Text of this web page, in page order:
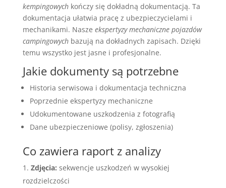
kempingowychkończy się dokładną dokumentacją. Ta
dokumentacja ułatwia pracę z ubezpieczycielami i
mechanikami. Nasze ekspertyzy mechaniczne pojazdów
campingowychbazują na dokładnych zapisach. Dzięki
temu wszystko jest jasne i profesjonalne.
Jakie dokumenty są potrzebne
Historia serwisowa i dokumentacja techniczna
Poprzednie ekspertyzy mechaniczne
Udokumentowane uszkodzenia z fotografią
Dane ubezpieczeniowe (polisy, zgłoszenia)
Co zawiera raport z analizy
Zdjęcia: sekwencje uszkodzeń w wysokiej
rozdzielczości